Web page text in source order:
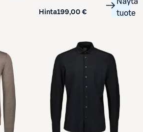
Hinta199,00 €
tuote